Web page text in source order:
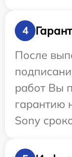
4
После
работ Вы
гарантию
Sony